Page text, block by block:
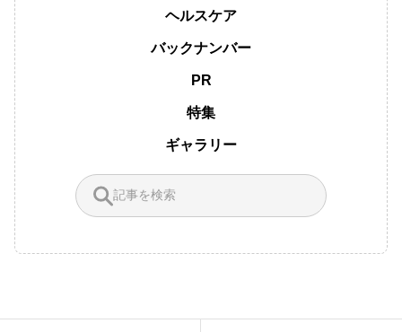
ヘルスケア
バックナンバー
PR
特集
ギャラリー